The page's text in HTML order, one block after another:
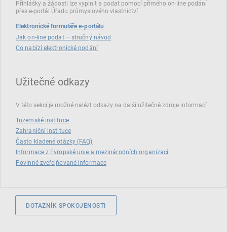
Přihlášky a žádosti lze vyplnit a podat pomocí přímého on‑line podání
přes e‑portál Úřadu průmyslového vlastnictví
Elektronické formuláře e-portálu
Jak on-line podat – stručný návod
Co nabízí elektronické podání
Užitečné odkazy
V této sekci je možné nalézt odkazy na další užitečné zdroje informací
Tuzemské instituce
Zahraniční instituce
Často kladené otázky (FAQ)
Informace z Evropské unie a mezinárodních organizací
Povinně zveřejňované informace
DOTAZNÍK SPOKOJENOSTI